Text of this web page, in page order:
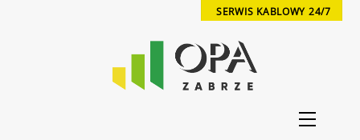
SERWIS KABLOWY 24/7
Menu